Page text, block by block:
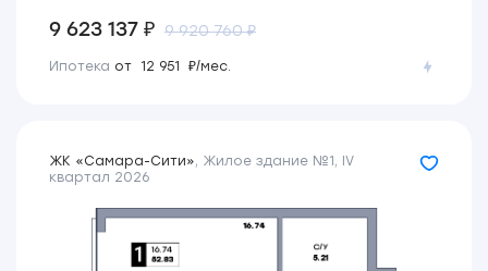
9 623 137 ₽ 9 920 760 ₽
Ипотека от 12 951 ₽/мес.
ЖК «Самара-Сити», Жилое здание №1 , IV
квартал 2026